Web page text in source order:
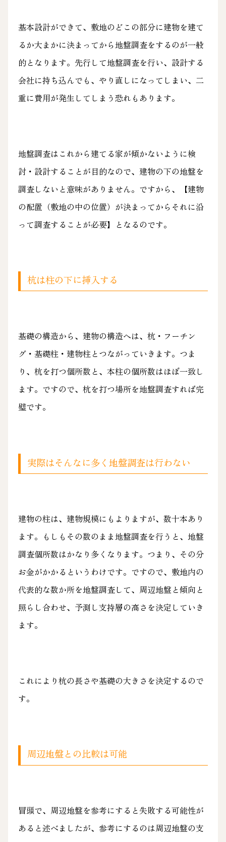
基本設計ができて、敷地のどこの部分に建物を建て
るか大まかに決まってから地盤調査をするのが一般
的となります。先行して地盤調査を行い、設計する
会社に持ち込んでも、やり直しになってしまい、二
重に費用が発生してしまう恐れもあります。
地盤調査はこれから建てる家が傾かないように検
討・設計することが目的なので、建物の下の地盤を
調査しないと意味がありません。ですから、【建物
の配置（敷地の中の位置）が決まってからそれに沿
って調査することが必要】となるのです。
杭は柱の下に挿入する
基礎の構造から、建物の構造へは、杭・フーチン
グ・基礎柱・建物柱とつながっていきます。つま
り、杭を打つ個所数と、本柱の個所数はほぼ一致し
ます。ですので、杭を打つ場所を地盤調査すれば完
璧です。
実際はそんなに多く地盤調査は行わない
建物の柱は、建物規模にもよりますが、数十本あり
ます。もしもその数のまま地盤調査を行うと、地盤
調査個所数はかなり多くなります。つまり、その分
お金がかかるというわけです。ですので、敷地内の
代表的な数か所を地盤調査して、周辺地盤と傾向と
照らし合わせ、予測し支持層の高さを決定していき
ます。
これにより杭の長さや基礎の大きさを決定するので
す。
周辺地盤との比較は可能
冒頭で、周辺地盤を参考にすると失敗する可能性が
あると述べましたが、参考にするのは周辺地盤の支